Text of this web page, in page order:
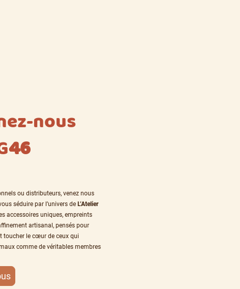
nous
46
ou distributeurs, venez nous
séduire par l’univers de L’Atelier
accessoires uniques, empreints
artisanal, pensés pour
toucher le cœur de ceux qui
comme de véritables membres